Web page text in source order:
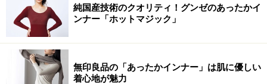
な美しさ」が磨かれ、年齢を超えた魅力を輝かれます。
つまり、ランジェリーが女性のセクシーな魅力を引き出
してくれるのです。リズシャルメルに代表されるように
フランスはランジェリー先進国。フランスの女性がいく
純国産技術のクオリティ！グンゼのあったかイ
ンナー「ホットマジック」
無印良品の「あったかインナー」は肌に優しい
着心地が魅力